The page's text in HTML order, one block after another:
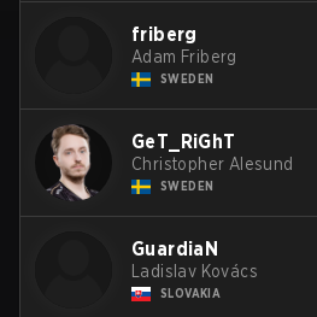
friberg
Adam Friberg
SWEDEN
GeT_RiGhT
Christopher Alesund
SWEDEN
GuardiaN
Ladislav Kovács
SLOVAKIA